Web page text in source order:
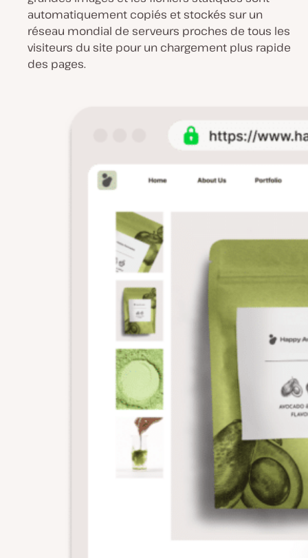
automatiquement copiés et stockés sur un
réseau mondial de serveurs proches de tous les
visiteurs du site pour un chargement plus rapide
des pages.